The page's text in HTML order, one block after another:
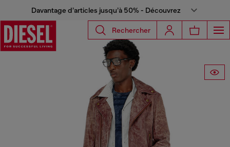
Davantage d’articles jusqu’à 50% - Découvrez
Rechercher